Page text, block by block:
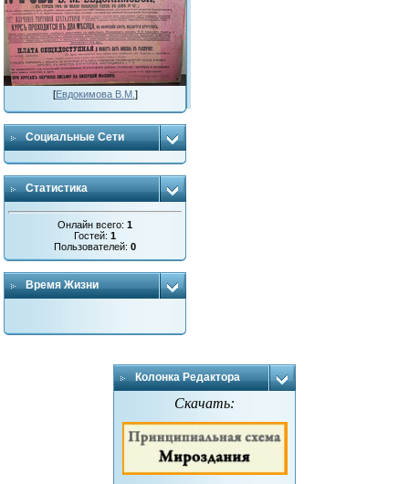
[Евдокимова В.М. ]
Социальные Сети
Статистика
Онлайн всего:1
Гостей:1
Пользователей:0
Время Жизни
Колонка Редактора
Скачать: